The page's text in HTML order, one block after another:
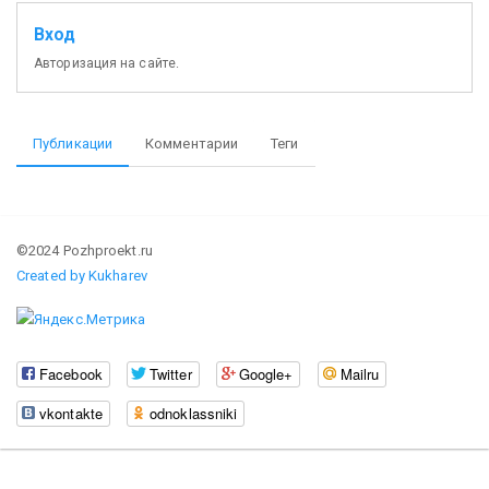
Вход
Авторизация на сайте.
Публикации Комментарии Теги
©2024 Pozhproekt.ru
Created by Kukharev
Facebook Twitter Google+
Mailru
vkontakte
odnoklassniki